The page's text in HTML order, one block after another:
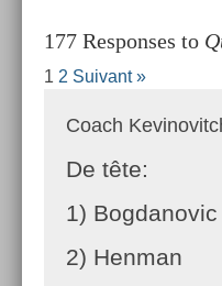
177 Responses to
1 2 Suivant »
Coach
De tête:
1) Bogdanovic
2) Henman